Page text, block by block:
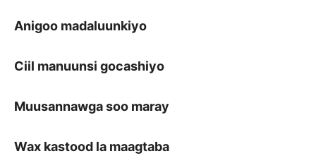
Anigoo madaluunkiyo
Ciil manuunsi gocashiyo
Muusannawga soo maray
Wax kastood la maagtaba